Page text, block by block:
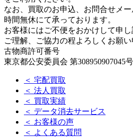
なお、買取のお申込、お問合せメ
時間無休にて承っております。
お客様にはご不便をおかけして申し
ご理解、ご協力の程よろしくお願い
古物商許可番号
東京都公安委員会 第308950907045号
＜ 宅配買取
＜ 法人買取
＜ 買取実績
＜ データ消去サービス
＜ お客様の声
＜ よくある質問